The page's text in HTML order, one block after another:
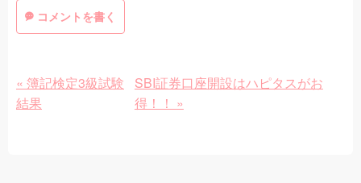
コメントを書く
« 簿記検定3級試験
結果
SBI証券口座開設はハピタスがお
得！！ »